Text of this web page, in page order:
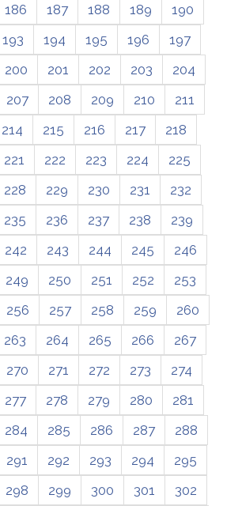
186 187 188 189
190
193 194 195 196
197
200 201 202 203
204
207 208 209 210
211
214 215 216 217
218
221 222 223 224
225
228 229 230 231
232
235 236 237 238
239
242 243 244 245
246
249 250 251 252
253
256 257 258 259
260
263 264 265 266
267
270 271 272 273
274
277 278 279 280
281
284 285 286 287
288
291 292 293 294
295
298 299 300 301
302